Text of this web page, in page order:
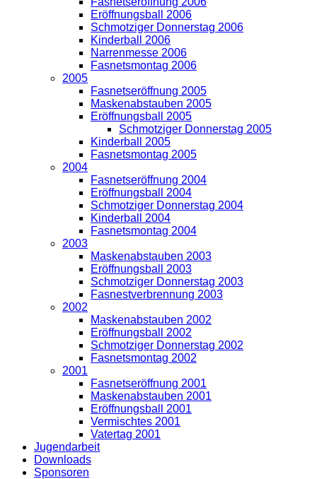
Eröffnungsball 2006
Schmotziger Donnerstag 2006
Kinderball 2006
Narrenmesse 2006
Fasnetsmontag 2006
2005
Fasnetseröffnung 2005
Maskenabstauben 2005
Eröffnungsball 2005
Schmotziger Donnerstag 2005
Kinderball 2005
Fasnetsmontag 2005
2004
Fasnetseröffnung 2004
Eröffnungsball 2004
Schmotziger Donnerstag 2004
Kinderball 2004
Fasnetsmontag 2004
2003
Maskenabstauben 2003
Eröffnungsball 2003
Schmotziger Donnerstag 2003
Fasnestverbrennung 2003
2002
Maskenabstauben 2002
Eröffnungsball 2002
Schmotziger Donnerstag 2002
Fasnetsmontag 2002
2001
Fasnetseröffnung 2001
Maskenabstauben 2001
Eröffnungsball 2001
Vermischtes 2001
Vatertag 2001
Jugendarbeit
Downloads
Sponsoren